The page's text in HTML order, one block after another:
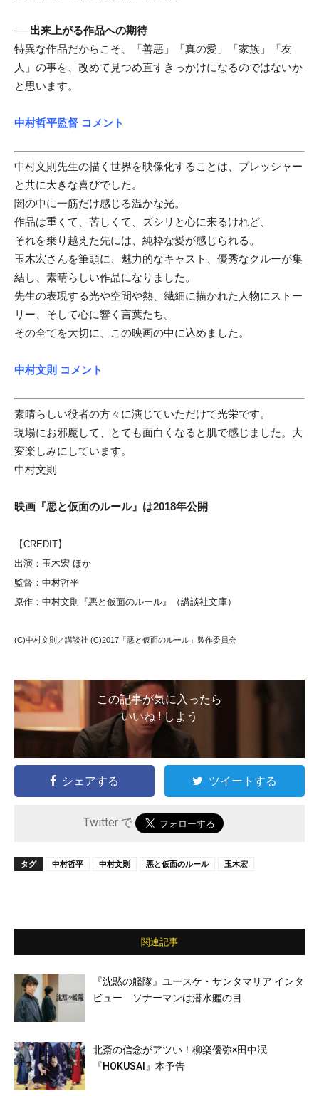
──出来上がる作品への期待
特異な作品だからこそ、「善悪」「真の愛」「家族」「友
人」の事を、改めて見つめ直すきっかけになるのではないか
と思います。
中村哲平監督 コメント
中村文則先生の描く世界を映像化することは、プレッシャー
と共に大きな喜びでした。
闇の中に一筋だけ感じる温かな光。
作品は重くて、苦しくて、ズシリと心に来るけれど、
それを乗り越えた先には、純粋な愛が感じられる。
玉木宏さんを筆頭に、魅力的なキャスト、優秀なクルーが集
結し、素晴らしい作品になりました。
先生の表現する光や空間や熱、繊細に描かれた人物にストー
リー、そして心に響く言葉たち。
その全てを大切に、この映画の中に込めました。
中村文則 コメント
素晴らしい役者の方々に演じていただけて光栄です。
現場にお邪魔して、とても面白くなると肌で感じました。大
変楽しみにしています。
中村文則
映画『悪と仮面のルール』は2018年公開
【CREDIT】
出演：玉木宏 ほか
監督：中村哲平
原作：中村文則『悪と仮面のルール』（講談社文庫）
(C)中村文則／講談社 (C)2017「悪と仮面のルール」製作委員会
この記事が気に入ったら
いいね ! しよう
シェアする ツイートする
Twitter で
タグ 中村哲平 中村文則 悪と仮面のルール 玉木宏
関連記事
『沈黙の艦隊』ユースケ・サンタマリア インタ
ビュー ソナーマンは潜水艦の目
北斎の信念がアツい！柳楽優弥×田中泯
『HOKUSAI』本予告